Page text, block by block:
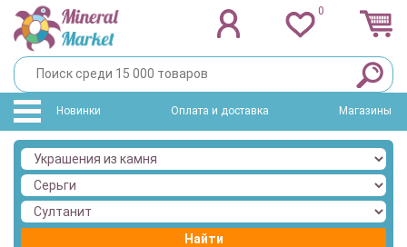
0
Новинки Оплата и доставка Магазины
Найти